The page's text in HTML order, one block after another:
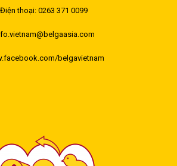
Điện thoại: 0263 371 0099
belgavietnam